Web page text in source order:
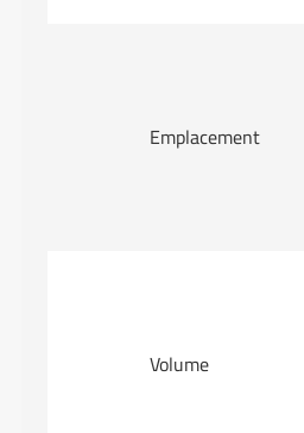
Emplacement
Volume